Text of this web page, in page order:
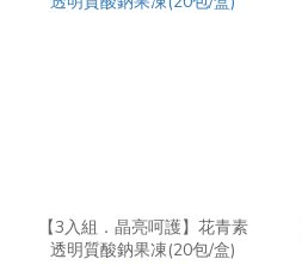
【3入組．晶亮呵護】花青素
透明質酸鈉果凍(20包/盒)